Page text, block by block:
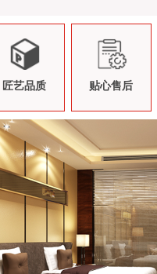
匠艺品质 贴心售后